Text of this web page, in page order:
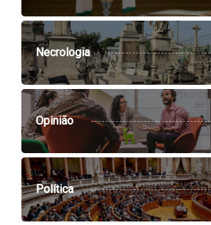
Necrologia
Opinião
Política